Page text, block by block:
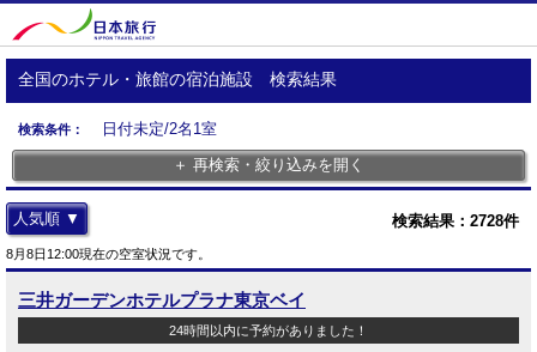
全国のホテル・旅館の宿泊施設 検索結果
検索条件：
日付未定/2名1室
＋ 再検索・絞り込みを開く
検索結果： 2728件
人気順 ▼
8月8日12:00現在の空室状況です。
三井ガーデンホテルプラナ東京ベイ
24時間以内に予約がありました！